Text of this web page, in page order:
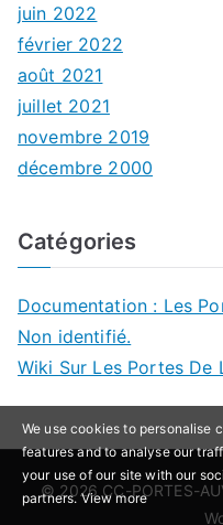
juin 2022
février 2022
août 2021
juillet 2021
novembre 2019
décembre 2000
Catégories
Documentation : Les
Non identifié.
Wiki Sur Les Portes De
© 2026 CC-PORTES-
We use cookies to personalise
features and to analyse our
your use of our site with our
partners.View more